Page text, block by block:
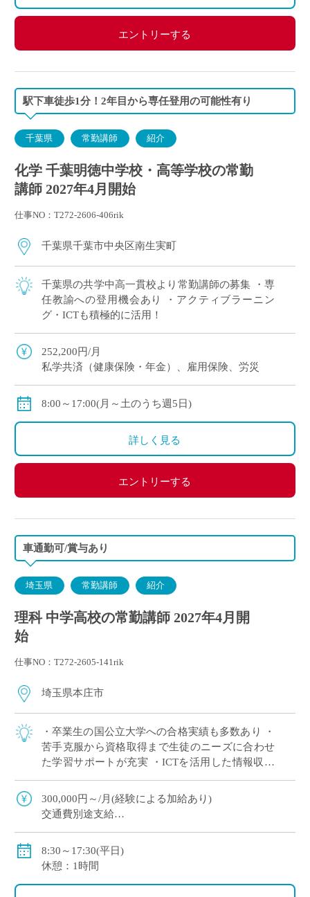
エントリーする
駅下車徒歩1分！2年目から専任登用の可能性有り
千葉県 常勤講師 紹介
化学 千葉明徳中学校・高等学校の常勤
講師 2027年4月開始
仕事NO：T272-2606-406rik
千葉県千葉市中央区南生実町
千葉県の共学中高一貫校より常勤講師の募集 ・専
任教諭への登用機会あり ・アクティブラーニン
グ・ICTも積極的に活用！
252,200円/月
私学共済（健康保険・年金）、雇用保険、労災
8:00～17:00(月～土のうち週5日)
詳しく見る
エントリーする
車通勤可/賞与あり
埼玉県 常勤講師 紹介
理科 中学高校の常勤講師 2027年4月開
始
仕事NO：T272-2605-141rik
埼玉県本庄市
・卒業生の国公立大学への合格実績も多数あり ・
苦手克服から資格取得まで生徒のニーズに合わせ
た学習サポートが充実 ・ICTを活用した情報収集
300,000円～/月(経験による加給あり)
交通費別途支給
社会保険、労働保険、雇用保険
8:30～17:30(平日)
休憩：1時間